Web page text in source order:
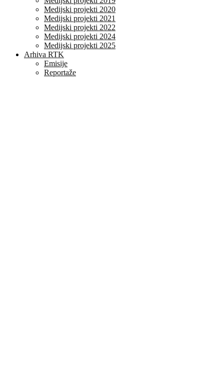
Medijski projekti 2020
Medijski projekti 2021
Medijski projekti 2022
Medijski projekti 2024
Medijski projekti 2025
Arhiva RTK
Emisije
Reportaže